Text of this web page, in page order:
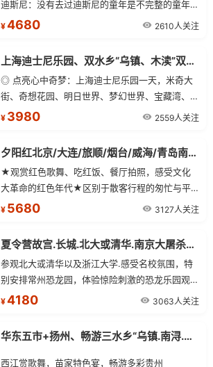
迪斯尼：没有去过迪斯尼的童年是不完整的童年！
一起探索奇想花园、探险岛、宝藏湾、明日世界、
¥4680 2610人关注
上海迪士尼乐园、双水乡“乌镇、木渎”双飞7日游
◎ 点亮心中奇梦：上海迪士尼乐园一天，米奇大
街、奇想花园、明日世界、梦幻世界、宝藏湾、探
险岛、迪士尼小镇等。
¥ 3980 2559人关注
夕阳红北京/大连/旅顺/烟台/威海/青岛南京/无锡/苏州/杭州/上海单飞三卧15日
★观赏红色歌舞、吃红饭、餐厅拍照，感受文化
大革命的红色年代★区别于散客行程的匆忙与平
淡、让悠然流淌在山水之间★赠送一晚准四酒店
¥ 5680 3127人关注
夏令营故宫.长城.北大或清华.南京大屠杀纪念馆.常州恐龙乐园单飞10日
参观北大或清华以及浙江大学.感受名校氛围，特
别安排常州恐龙园，体验惊险刺激的恐龙乐园观青
少年爱国主义教育基地——【南京大屠杀纪念馆】
¥4180 3063人关注
华东五市+扬州、畅游三水乡“乌镇.南浔.木渎”+贵阳.黄果树.千户苗寨.天河潭.青岩古镇 单飞双卧12日游
西江赏歌舞，苗家特色宴，畅游多彩贵州